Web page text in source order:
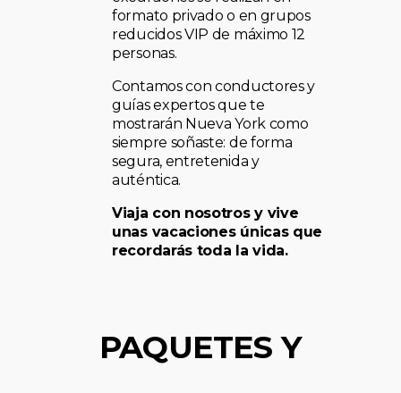
formato privado o en grupos
reducidos VIP de máximo 12
personas.
Contamos con conductores y
guías expertos que te
mostrarán Nueva York como
siempre soñaste: de forma
segura, entretenida y
auténtica.
Viaja con nosotros y vive
unas vacaciones únicas que
recordarás toda la vida.
PAQUETES Y